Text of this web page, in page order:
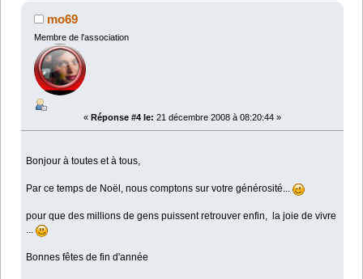
mo69
Membre de l'association
« Réponse #4 le: 21 décembre 2008 à 08:20:44 »
Bonjour à toutes et à tous,
Par ce temps de Noël, nous comptons sur votre générosité...
pour que des millions de gens puissent retrouver enfin, la joie de vivre
...
Bonnes fêtes de fin d'année